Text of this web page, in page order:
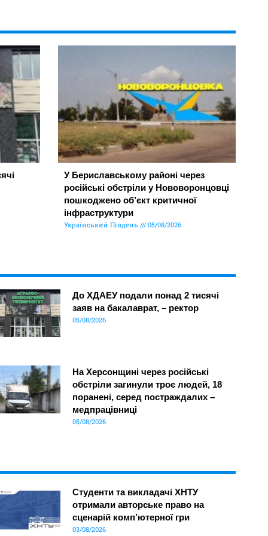
У Бериславському районі через
російські обстріли у Нововоронцовці
пошкоджено об’єкт критичної
інфраструктури
Український Південь 05/08/2026
До ХДАЕУ подали понад 2 тисячі
заяв на бакалаврат, – ректор
05/08/2026
На Херсонщині через російські
обстріли загинули троє людей, 18
поранені, серед постраждалих –
медпрацівниці
05/08/2026
Студенти та викладачі ХНТУ
отримали авторське право на
сценарій комп’ютерної гри
03/08/2026